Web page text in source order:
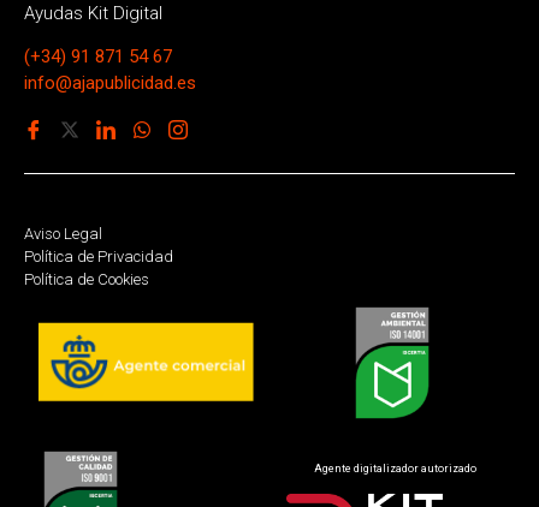
Ayudas Kit Digital
(+34) 91 871 54 67
info@ajapublicidad.es
Aviso Legal
Política de Privacidad
Política de Cookies
Agente digitalizador autorizado